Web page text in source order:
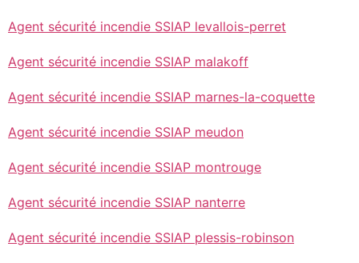
Agent sécurité incendie SSIAP levallois-perret
Agent sécurité incendie SSIAP malakoff
Agent sécurité incendie SSIAP marnes-la-coquette
Agent sécurité incendie SSIAP meudon
Agent sécurité incendie SSIAP montrouge
Agent sécurité incendie SSIAP nanterre
Agent sécurité incendie SSIAP plessis-robinson